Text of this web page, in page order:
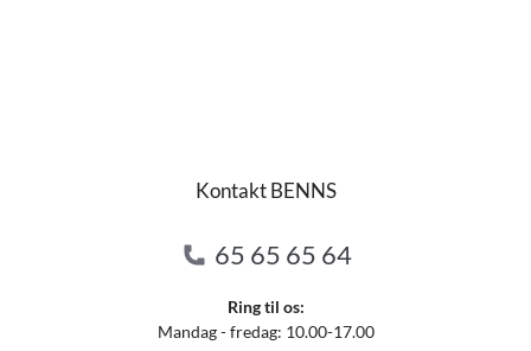
Kontakt BENNS
65 65 65 64
Ring til os:
Mandag - fredag: 10.00-17.00